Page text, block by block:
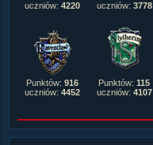
uczniów: 4220
uczniów: 3778
Punktów: 916
uczniów: 4452
Punktów: 115
uczniów: 4107